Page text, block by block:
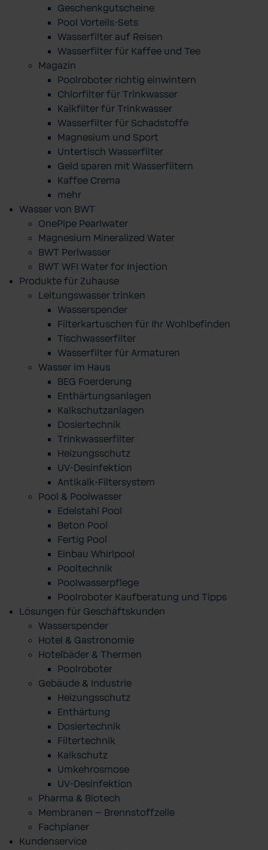
Geschenkgutscheine
Pool Vorteils-Sets
Wasserfilter auf Reisen
Wasserfilter für Kaffee und Tee
Magazin
Poolroboter richtig einwintern
Chlorfilter für Trinkwasser
Kalkfilter für Trinkwasser
Wasserfilter für Schadstoffe
Magnesium und Sport
Untertisch Wasserfilter
Geld sparen mit Wasserfiltern
Kaffee Crema
mehr
Wasser von BWT
OnePipe Pearlwater
Magnesium Mineralized Water
BWT Perlwasser
BWT WFI Water for Injection
Produkte für Zuhause
Leitungswasser trinken
Wasserspender
Filterkartuschen für Ihr Wohlbefinden
Tischwasserfilter
Wasserfilter für Armaturen
Wasser im Haus
BEG Foerderung
Enthärtungsanlagen
Kalkschutzanlagen
Dosiertechnik
Trinkwasserfilter
Heizungsschutz
UV-Desinfektion
Antikalk-Filtersystem
Pool & Poolwasser
Edelstahl Pool
Beton Pool
Fertig Pool
Einbau Whirlpool
Pooltechnik
Poolwasserpflege
Poolroboter Kaufberatung und Tipps
Lösungen für Geschäftskunden
Wasserspender
Hotel & Gastronomie
Hotelbäder & Thermen
Poolroboter
Gebäude & Industrie
Heizungsschutz
Enthärtung
Dosiertechnik
Filtertechnik
Kalkschutz
Umkehrosmose
UV-Desinfektion
Pharma & Biotech
Membranen – Brennstoffzelle
Fachplaner
Kundenservice